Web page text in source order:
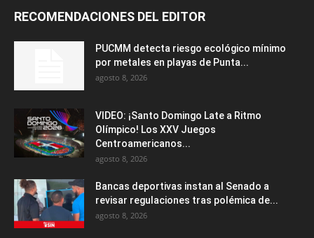
RECOMENDACIONES DEL EDITOR
PUCMM detecta riesgo ecológico mínimo
por metales en playas de Punta...
agosto 8, 2026
VIDEO: ¡Santo Domingo Late a Ritmo
Olímpico! Los XXV Juegos
Centroamericanos...
agosto 8, 2026
Bancas deportivas instan al Senado a
revisar regulaciones tras polémica de...
agosto 8, 2026